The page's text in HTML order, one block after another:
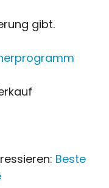
gibt.
Beste